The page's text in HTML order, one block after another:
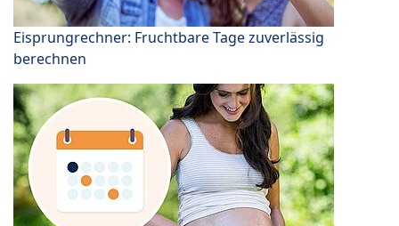
Eisprungrechner: Fruchtbare Tage zuverlässig
berechnen